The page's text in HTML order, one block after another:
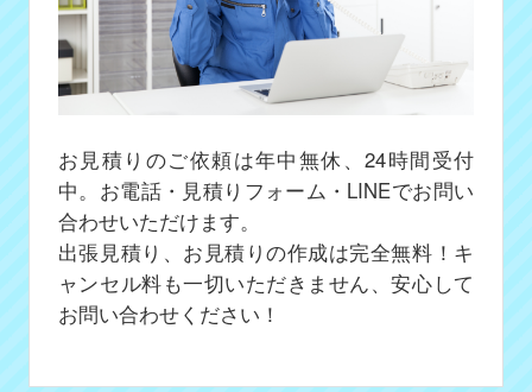
お見積りのご依頼は年中無休、24時間受付
中。お電話・見積りフォーム・LINEでお問い
合わせいただけます。
出張見積り、お見積りの作成は完全無料！キ
ャンセル料も一切いただきません、安心して
お問い合わせください！